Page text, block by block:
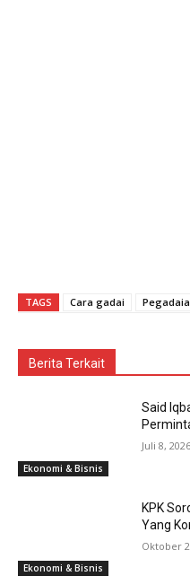
TAGS Cara gadai
Berita Terkait
Ekonomi & Bisnis
Said
Juli 8, 2026
Ekonomi & Bisnis
KPK
Yang
Oktober